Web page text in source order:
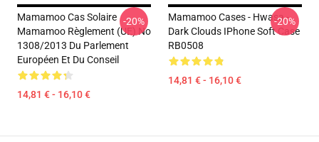
Mamamoo Cas Solaire
Mamamoo Règlement (UE) No
1308/2013 Du Parlement
Européen Et Du Conseil
14,81 € - 16,10 €
-20%
Mamamoo Cases - Hwasa -
Dark Clouds IPhone Soft Case
RB0508
14,81 € - 16,10 €
-20%